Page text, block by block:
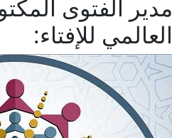
مدير الفتوى
العالمي للإفتاء: